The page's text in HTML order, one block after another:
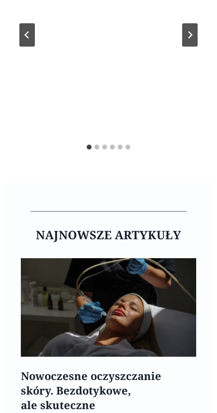
NAJNOWSZE ARTYKUŁY
Nowoczesne oczyszczanie
skóry. Bezdotykowe,
ale skuteczne